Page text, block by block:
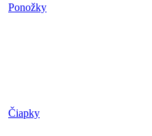
Ponožky
Čiapky